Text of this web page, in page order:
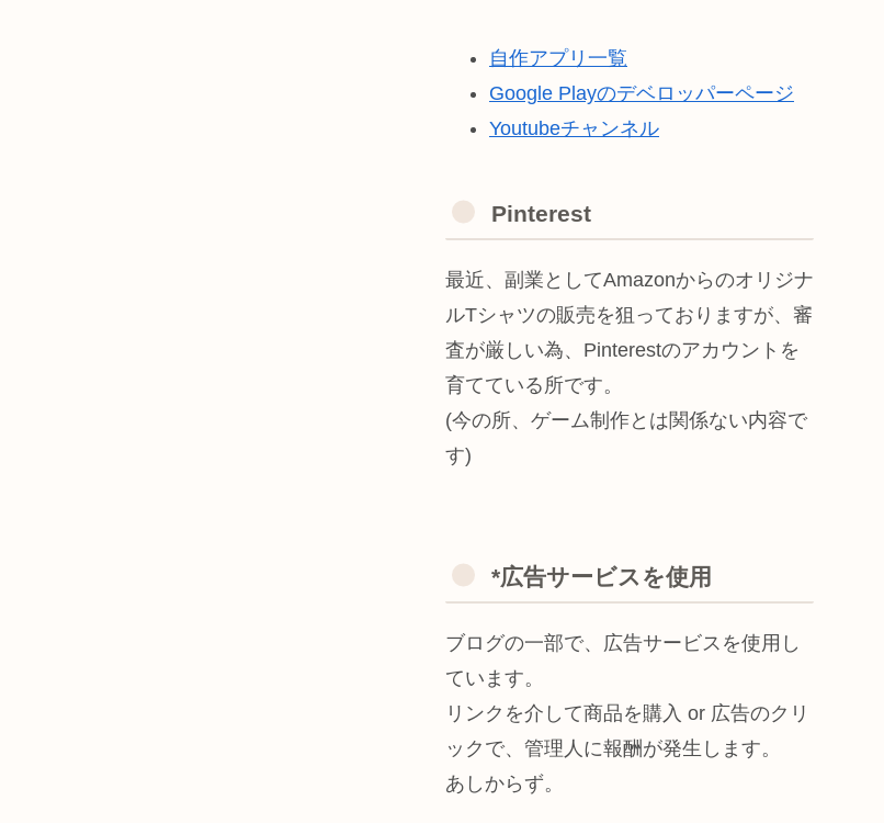
自作アプリ一覧
Google Playのデベロッパーページ
Youtubeチャンネル
Pinterest
最近、副業としてAmazonからのオリジナ
ルTシャツの販売を狙っておりますが、審
査が厳しい為、Pinterestのアカウントを
育てている所です。
(今の所、ゲーム制作とは関係ない内容で
す)
*広告サービスを使用
ブログの一部で、広告サービスを使用し
ています。
リンクを介して商品を購入 or 広告のクリ
ックで、管理人に報酬が発生します。
あしからず。